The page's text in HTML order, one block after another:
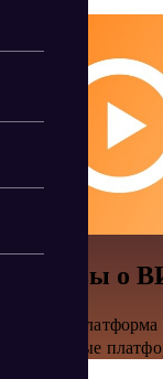
Отзывы о
Онлайн-
популярные